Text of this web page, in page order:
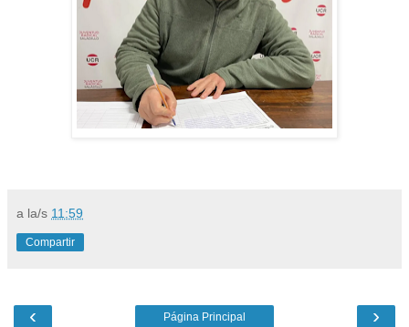
a la/s 11:59
Compartir
‹ ›
Página Principal